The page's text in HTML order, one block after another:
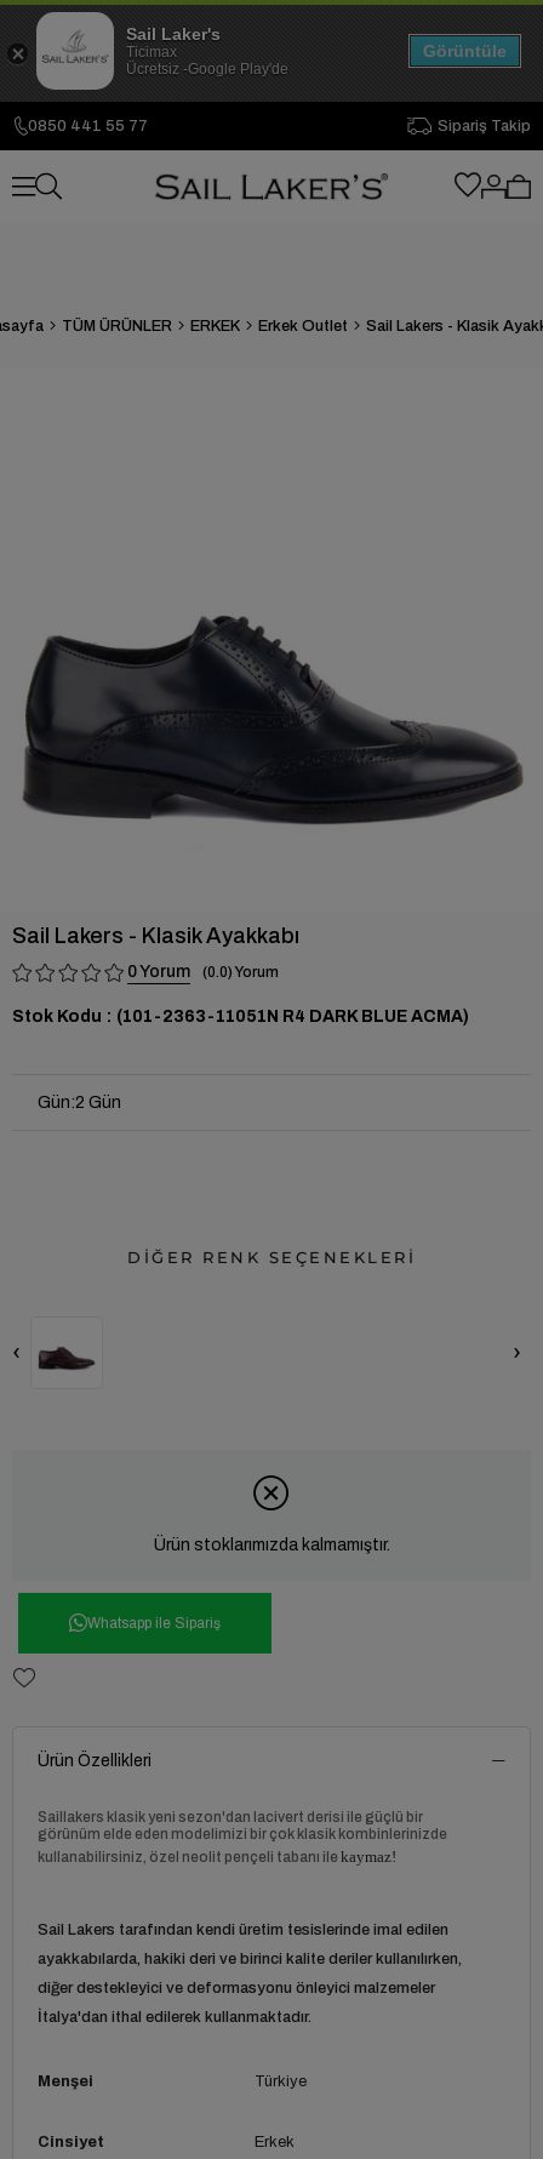
0850 441 55 77 Sipariş Takip
TÜM ÜRÜNLER ERKEK Erkek Outlet Sail Lakers - Klasik
Sail Lakers - Klasik Ayakkabı
0 0.0
Stok Kodu (101-2363-11051N R4 DARK BLUE ACMA)
Gün:2 Gün
DİĞER RENK SEÇENEKLERİ
‹ ›
Ürün stoklarımızda kalmamıştır.
Whatsapp ile Sipariş
Ürün Özellikleri
Saillakers klasik yeni sezon'dan lacivert derisi ile güçlü bir
görünüm elde eden modelimizi bir çok klasik kombinlerinizde
kullanabilirsiniz, özel neolit pençeli tabanı ile kaymaz!
Sail Lakers tarafından kendi üretim tesislerinde imal edilen
ayakkabılarda, hakiki deri ve birinci kalite deriler kullanılırken,
diğer destekleyici ve deformasyonu önleyici malzemeler
İtalya'dan ithal edilerek kullanmaktadır.
Menşei Türkiye
Cinsiyet Erkek
Sail Laker's
Ticimax
Ücretsiz -Google Play'de
Görüntüle